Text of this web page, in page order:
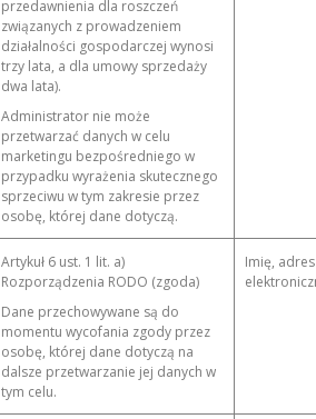
przedawnienia dla roszczeń
związanych z prowadzeniem
działalności gospodarczej wynosi
trzy lata, a dla umowy sprzedaży
dwa lata).
Administrator nie może
przetwarzać danych w celu
marketingu bezpośredniego w
przypadku wyrażenia skutecznego
sprzeciwu w tym zakresie przez
osobę, której dane dotyczą.
Artykuł 6 ust. 1 lit. a)
Rozporządzenia RODO (zgoda)
Dane przechowywane są do
momentu wycofania zgody przez
osobę, której dane dotyczą na
dalsze przetwarzanie jej danych w
tym celu.
Imię,